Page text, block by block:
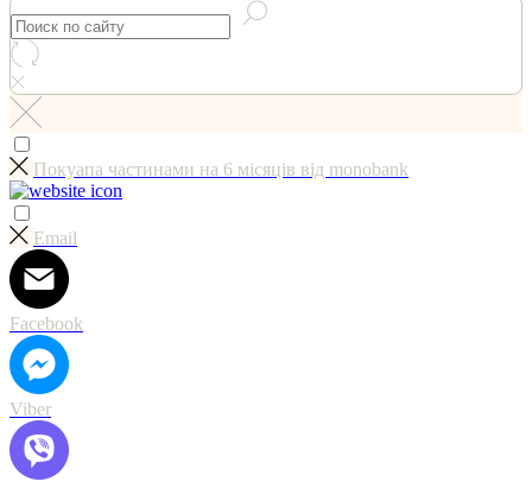
Покуапа частинами на 6 мicяцiв вiд monobank
Email
Facebook
Viber